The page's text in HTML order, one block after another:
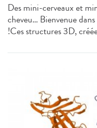
Des mini-cerveaux et
cheveu… Bienvenue
!Ces structures 3D,